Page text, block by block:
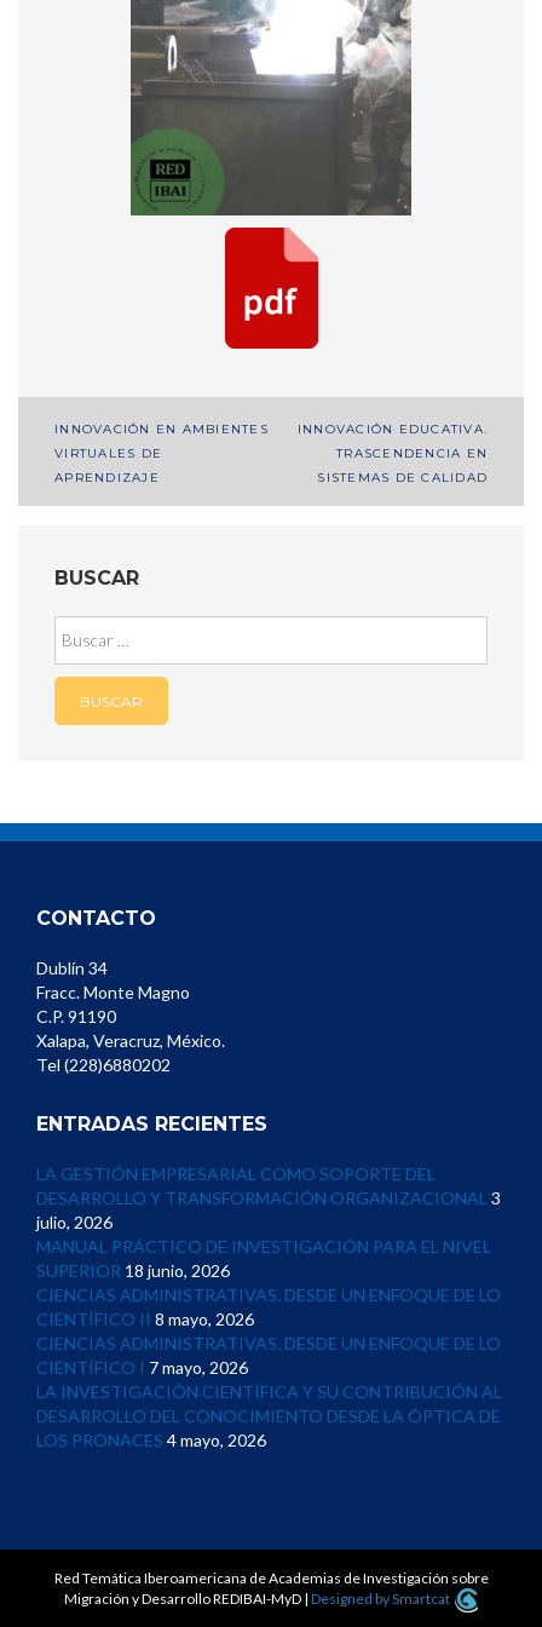
Navegación
de
entradas
INNOVACIÓN EN AMBIENTES
VIRTUALES DE
APRENDIZAJE
INNOVACIÓN EDUCATIVA.
TRASCENDENCIA EN
SISTEMAS DE CALIDAD
BUSCAR
CONTACTO
Dublín 34
Fracc. Monte Magno
C.P. 91190
Xalapa, Veracruz, México.
Tel (228)6880202
ENTRADAS RECIENTES
LA GESTIÓN EMPRESARIAL COMO SOPORTE DEL
DESARROLLO Y TRANSFORMACIÓN ORGANIZACIONAL 3
julio, 2026
MANUAL PRÁCTICO DE INVESTIGACIÓN PARA EL NIVEL
SUPERIOR 18 junio, 2026
CIENCIAS ADMINISTRATIVAS. DESDE UN ENFOQUE DE LO
CIENTÍFICO II 8 mayo, 2026
CIENCIAS ADMINISTRATIVAS. DESDE UN ENFOQUE DE LO
CIENTÍFICO I 7 mayo, 2026
LA INVESTIGACIÓN CIENTÍFICA Y SU CONTRIBUCIÓN AL
DESARROLLO DEL CONOCIMIENTO DESDE LA ÓPTICA DE
LOS PRONACES 4 mayo, 2026
Red Temática Iberoamericana de Academias de Investigación sobre
Migración y Desarrollo REDIBAI-MyD |Designed by Smartcat